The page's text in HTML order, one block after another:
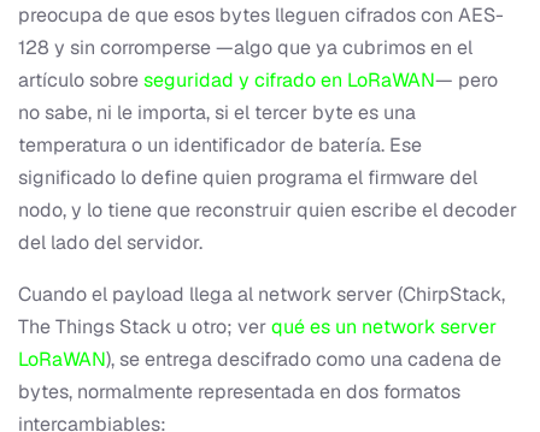
preocupa de que esos bytes lleguen cifrados con AES-
128 y sin corromperse —algo que ya cubrimos en el
artículo sobreseguridad y cifrado en LoRaWAN— pero
no sabe, ni le importa, si el tercer byte es una
temperatura o un identificador de batería. Ese
significado lo define quien programa el firmware del
nodo, y lo tiene que reconstruir quien escribe el decoder
del lado del servidor.
Cuando el payload llega al network server (ChirpStack,
The Things Stack u otro; verqué es un network server
LoRaWAN), se entrega descifrado como una cadena de
bytes, normalmente representada en dos formatos
intercambiables: